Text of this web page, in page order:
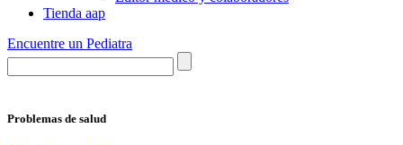
Tienda aap
Encuentre un Pediatra
Problemas de salud